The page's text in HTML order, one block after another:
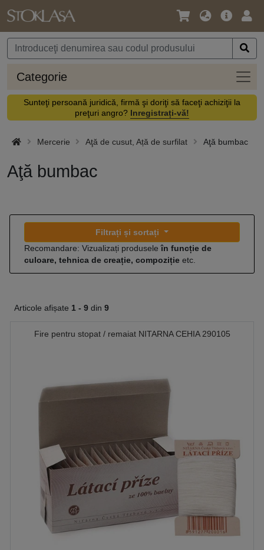
Limbă
Monedă
Meniul
Categorie
Sunteţi persoană juridică, firmă şi doriţi să faceţi achiziţii la
preţuri angro? Inregistrați-vă!
Mercerie Aţă de cusut, Ață de surfilat Aţă bumbac
Aţă bumbac
Filtrați și sortați
Recomandare: Vizualizați produseleîn funcție de
culoare, tehnica de creație, compoziție etc.
Articole afișate 1 - 9 din 9
Fire pentru stopat / remaiat NITARNA CEHIA 290105